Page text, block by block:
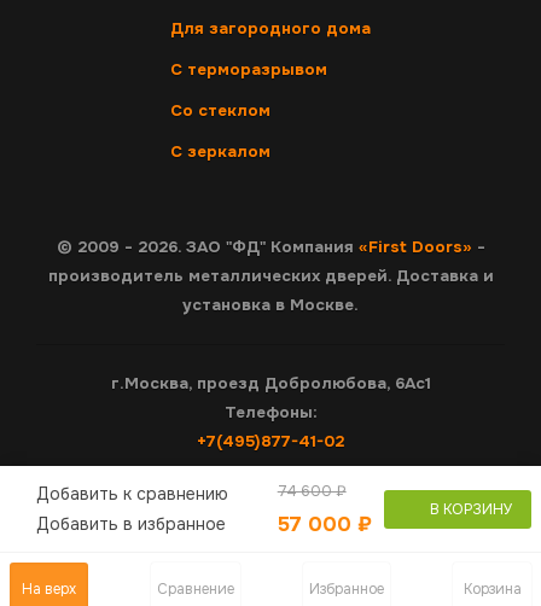
На верх Сравнение Избранное Корзина
Добавить к сравнению
Добавить в избранное
74 600 ₽
57 000 ₽
В КОРЗИНУ
Для загородного дома
С терморазрывом
Со стеклом
С зеркалом
© 2009 - 2026. ЗАО "ФД" Компания «First Doors» -
производитель металлических дверей. Доставка и
установка в Москве.
г.Москва, проезд Добролюбова, 6Ас1
Телефоны:
+7(495)877-41-02